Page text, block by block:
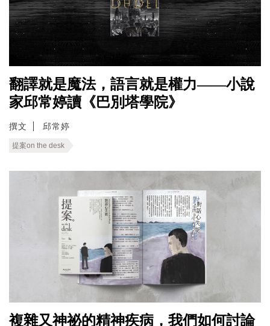
翻譯就是魔法，語言就是權力——小說
家邱常婷讀《巴別塔學院》
撰文 邱常婷
提案on the desk
複雜又神祕的精神疾病，我們如何討論